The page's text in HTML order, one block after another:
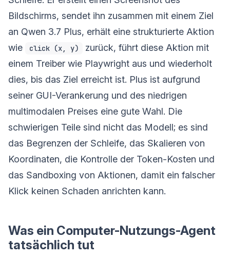
Bildschirms, sendet ihn zusammen mit einem Ziel
an Qwen 3.7 Plus, erhält eine strukturierte Aktion
wie
click (x, y)
zurück, führt diese Aktion mit
einem Treiber wie Playwright aus und wiederholt
dies, bis das Ziel erreicht ist. Plus ist aufgrund
seiner GUI-Verankerung und des niedrigen
multimodalen Preises eine gute Wahl. Die
schwierigen Teile sind nicht das Modell; es sind
das Begrenzen der Schleife, das Skalieren von
Koordinaten, die Kontrolle der Token-Kosten und
das Sandboxing von Aktionen, damit ein falscher
Klick keinen Schaden anrichten kann.
Was ein Computer-Nutzungs-Agent
tatsächlich tut